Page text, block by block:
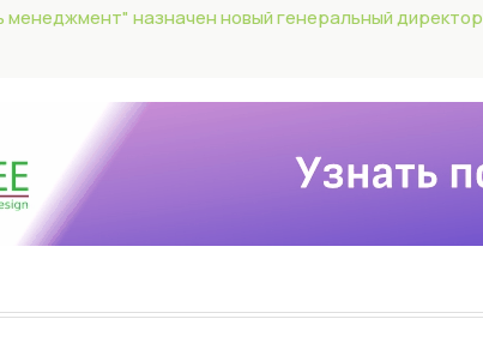
назначен новый генеральный директор